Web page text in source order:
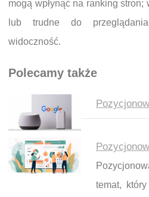
mogą wpłynąć na ranking stron;
lub trudne do
widoczność.
Polecamy także
temat,
Nawigacja wpisu